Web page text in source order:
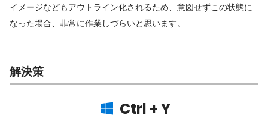
イメージなどもアウトライン化されるため、意図せずこの状態に
なった場合、非常に作業しづらいと思います。
解決策
Ctrl + Y